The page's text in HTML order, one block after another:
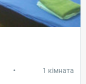
• 1 кімната